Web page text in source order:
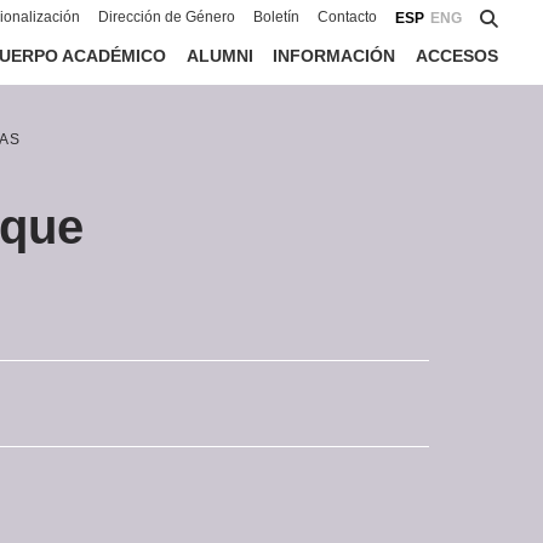
Dirección de Género Boletín Contacto ESP ENG
ACADÉMICO ALUMNI INFORMACIÓN ACCESOS